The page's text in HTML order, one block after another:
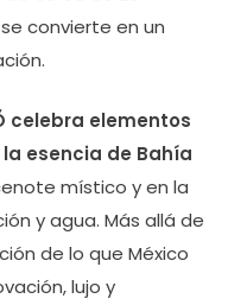
convierte en un
celebra elementos
esencia de Bahía
místico y en la
y agua. Más allá de
de lo que México
lujo y